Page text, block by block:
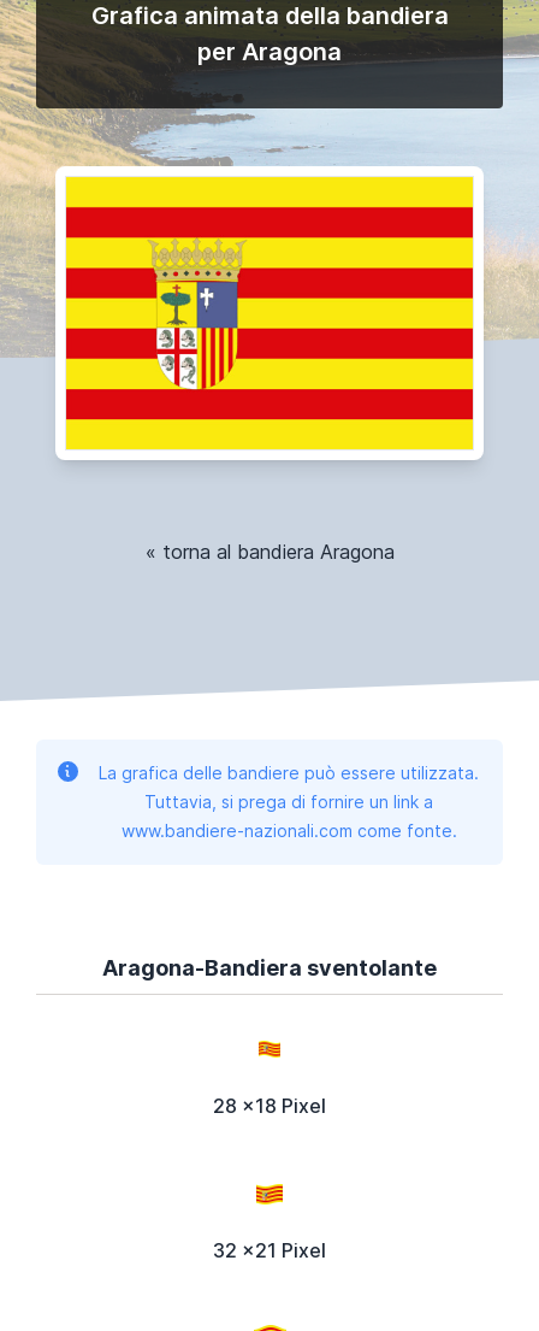
Grafica animata della bandiera
per Aragona
« torna al bandiera Aragona
La grafica delle bandiere può essere utilizzata.
Tuttavia, si prega di fornire un link a
www.bandiere-nazionali.com come fonte.
Aragona-Bandiera sventolante
28 x18 Pixel
32 x21 Pixel